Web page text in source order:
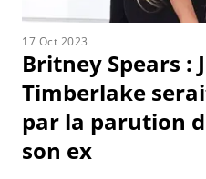
17 Oct 2023
Britney Spears :
Timberlake
par la parution
son ex